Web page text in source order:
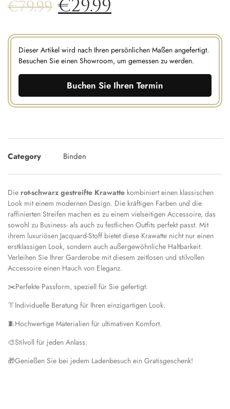
€79.99 €29.99
Dieser Artikel wird nach Ihren persönlichen Maßen angefertigt.
Besuchen Sie einen Showroom, um gemessen zu werden.
Buchen Sie Ihren Termin
Category Binden
Die rot-schwarz gestreifte Krawatte kombiniert einen klassischen
Look mit einem modernen Design. Die kräftigen Farben und die
raffinierten Streifen machen es zu einem vielseitigen Accessoire, das
sowohl zu Business- als auch zu festlichen Outfits perfekt passt. Mit
ihrem luxuriösen Jacquard-Stoff bietet diese Krawatte nicht nur einen
erstklassigen Look, sondern auch außergewöhnliche Haltbarkeit.
Verleihen Sie Ihrer Garderobe mit diesem zeitlosen und stilvollen
Accessoire einen Hauch von Eleganz.
✂️Perfekte Passform, speziell für Sie gefertigt.
👔Individuelle Beratung für Ihren einzigartigen Look.
🧵Hochwertige Materialien für ultimativen Komfort.
🎨Stilvoll für jeden Anlass.
🎁Genießen Sie bei jedem Ladenbesuch ein Gratisgeschenk!